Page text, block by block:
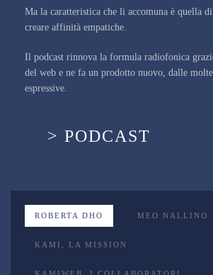
Ma la caratteristica che li accomuna è quella
creare affinità empatiche.
Il podcast rinnova la formula radiofonica
del web e ne fa un prodotto nuovo, dalle
espressive.
> PODCAST
ROBERTA DHO MEO NALLINO
KAMI, LA MISSION